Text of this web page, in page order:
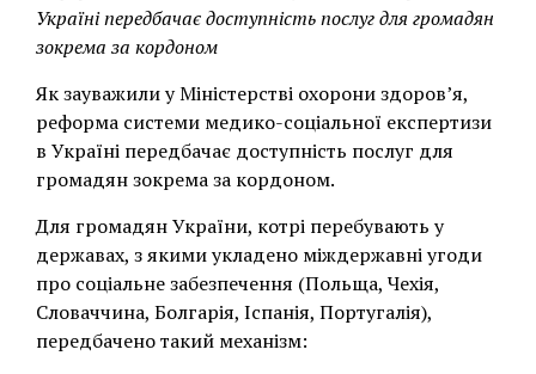
Україні передбачає доступність послуг для громадян
зокрема за кордоном
Як зауважили у Міністерстві охорони здоров’я,
реформа системи медико-соціальної експертизи
в Україні передбачає доступність послуг для
громадян зокрема за кордоном.
Для громадян України, котрі перебувають у
державах, з якими укладено міждержавні угоди
про соціальне забезпечення (Польща, Чехія,
Словаччина, Болгарія, Іспанія, Португалія),
передбачено такий механізм: